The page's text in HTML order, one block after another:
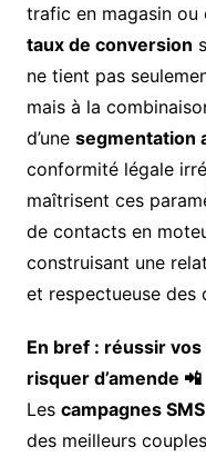
trafic en magasin
taux de conversion
ne tient pas
mais à la
d’une segmentation
conformité légale
maîtrisent ces
de contacts en
construisant une
et respectueuse des
En bref : réussir vos
risquer d’amende 📲
Les campagnes SMS
des meilleurs